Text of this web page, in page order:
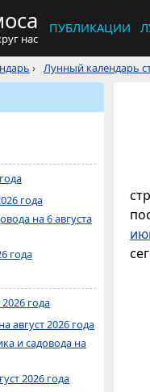
нас
ПУБЛИКАЦИИ
› Лунный календарь
года
на 6 августа
года
года
август 2026 года
и садовода на
2026 года